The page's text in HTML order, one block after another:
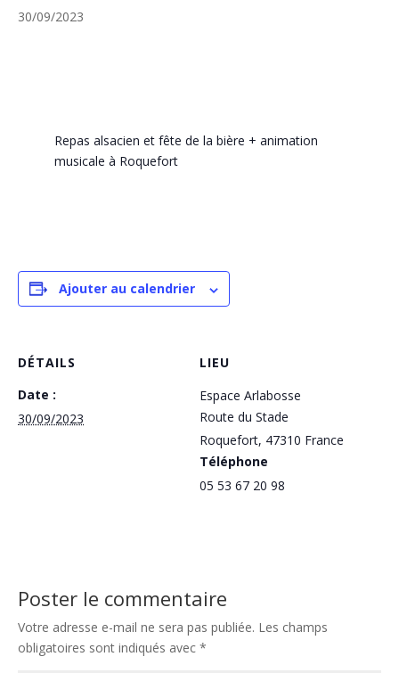
30/09/2023
Repas alsacien et fête de la bière + animation
musicale à Roquefort
Ajouter au calendrier
DÉTAILS
Date :
30/09/2023
LIEU
Espace Arlabosse
Route du Stade
Roquefort, 47310 France
Téléphone
05 53 67 20 98
Poster le commentaire
Votre adresse e-mail ne sera pas publiée. Les champs
obligatoires sont indiqués avec *